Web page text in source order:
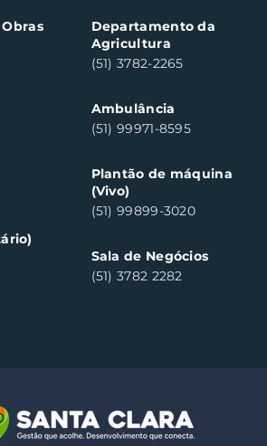
Departamento da
Agricultura
(51) 3782-2265
Ambulância
(51) 99971-8595
Plantão de máquina
(Vivo)
(51) 99899-3020
Sala de Negócios
(51) 3782 2282